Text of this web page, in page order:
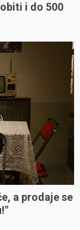
i do 500
a prodaje se